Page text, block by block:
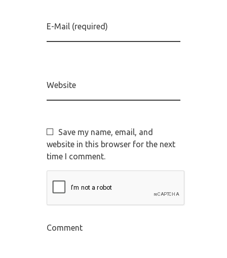
E-Mail (required)
Website
Save my name, email, and
website in this browser for the next
time I comment.
Comment